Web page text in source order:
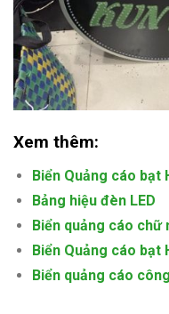
Xem thêm:
Biển Quảng cáo bạt
Bảng hiệu đèn LED
Biển quảng cáo chữ
Biển Quảng cáo bạt
Biển quảng cáo